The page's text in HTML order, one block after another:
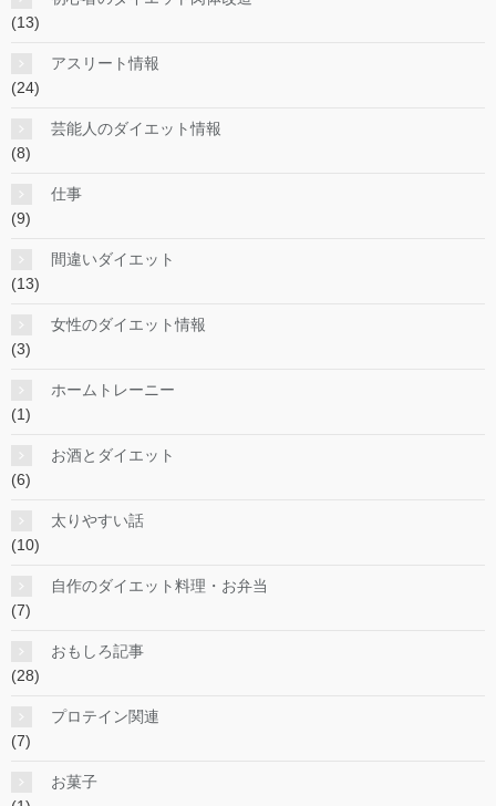
(13)
アスリート情報
(24)
芸能人のダイエット情報
(8)
仕事
(9)
間違いダイエット
(13)
女性のダイエット情報
(3)
ホームトレーニー
(1)
お酒とダイエット
(6)
太りやすい話
(10)
自作のダイエット料理・お弁当
(7)
おもしろ記事
(28)
プロテイン関連
(7)
お菓子